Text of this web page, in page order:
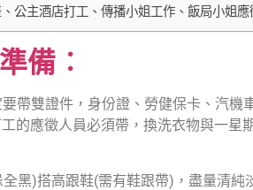
公主酒店打工、傳播小姐工作、飯局小姐應
備︰
帶雙證件，身份證、勞健保卡、汽機
的應徵人員必須帶，換洗衣物與一星
黑)搭高跟鞋(需有鞋跟帶)，盡量清純